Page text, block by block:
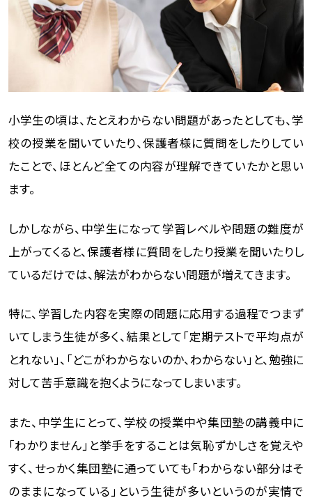
小学生の頃は、たとえわからない問題があったとしても、学
校の授業を聞いていたり、保護者様に質問をしたりしてい
たことで、ほとんど全ての内容が理解できていたかと思い
ます。
しかしながら、中学生になって学習レベルや問題の難度が
上がってくると、保護者様に質問をしたり授業を聞いたりし
ているだけでは、解法がわからない問題が増えてきます。
特に、学習した内容を実際の問題に応用する過程でつまず
いてしまう生徒が多く、結果として「定期テストで平均点が
とれない」、「どこがわからないのか、わからない」と、勉強に
対して苦手意識を抱くようになってしまいます。
また、中学生にとって、学校の授業中や集団塾の講義中に
「わかりません」と挙手をすることは気恥ずかしさを覚えや
すく、せっかく集団塾に通っていても「わからない部分はそ
のままになっている」という生徒が多いというのが実情で